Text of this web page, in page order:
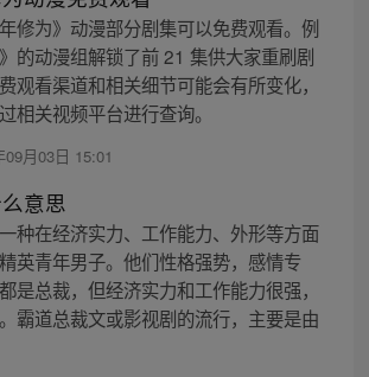
修为》动漫部分剧集可以免费观看。例
的动漫组解锁了前 21 集供大家重刷剧
观看渠道和相关细节可能会有所变化，
相关视频平台进行查询。
09月03日 15:01
意思
种在经济实力、工作能力、外形等方面
英青年男子。他们性格强势，感情专
是总裁，但经济实力和工作能力很强，
霸道总裁文或影视剧的流行，主要是由